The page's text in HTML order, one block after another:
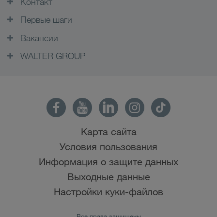
Первые шаги
Вакансии
WALTER GROUP
Карта сайта
Условия пользования
Информация о защите данных
Выходные данные
Настройки куки-файлов